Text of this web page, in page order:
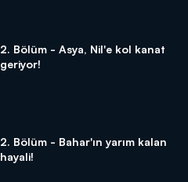
2. Bölüm - Asya, Nil'e kol kanat
geriyor!
2. Bölüm - Bahar'ın yarım kalan
hayali!